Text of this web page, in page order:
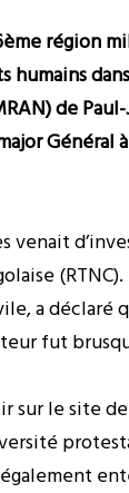
région
de
Général
a
fut
le site